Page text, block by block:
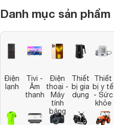
Danh mục sản phẩm
Điện
lạnh
Tivi -
Âm
thanh
Điện
thoại -
Máy
tính
bảng
Thiết
bị gia
dụng
Thiết
bị y tế
- Sức
khỏe